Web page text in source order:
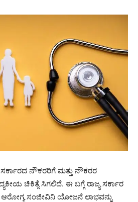
ಸರ್ಕಾರದ ನೌಕರರಿಗೆ ಮತ್ತು ನೌಕರರ
ಚಿಕಿತ್ಸೆ ಸಿಗಲಿದೆ. ಈ ಬಗ್ಗೆ ರಾಜ್ಯ ಸರ್ಕಾರ
ಆರೋಗ್ಯ ಸಂಜೀವಿನಿ ಯೋಜನೆ ಲಾಭವನ್ನು